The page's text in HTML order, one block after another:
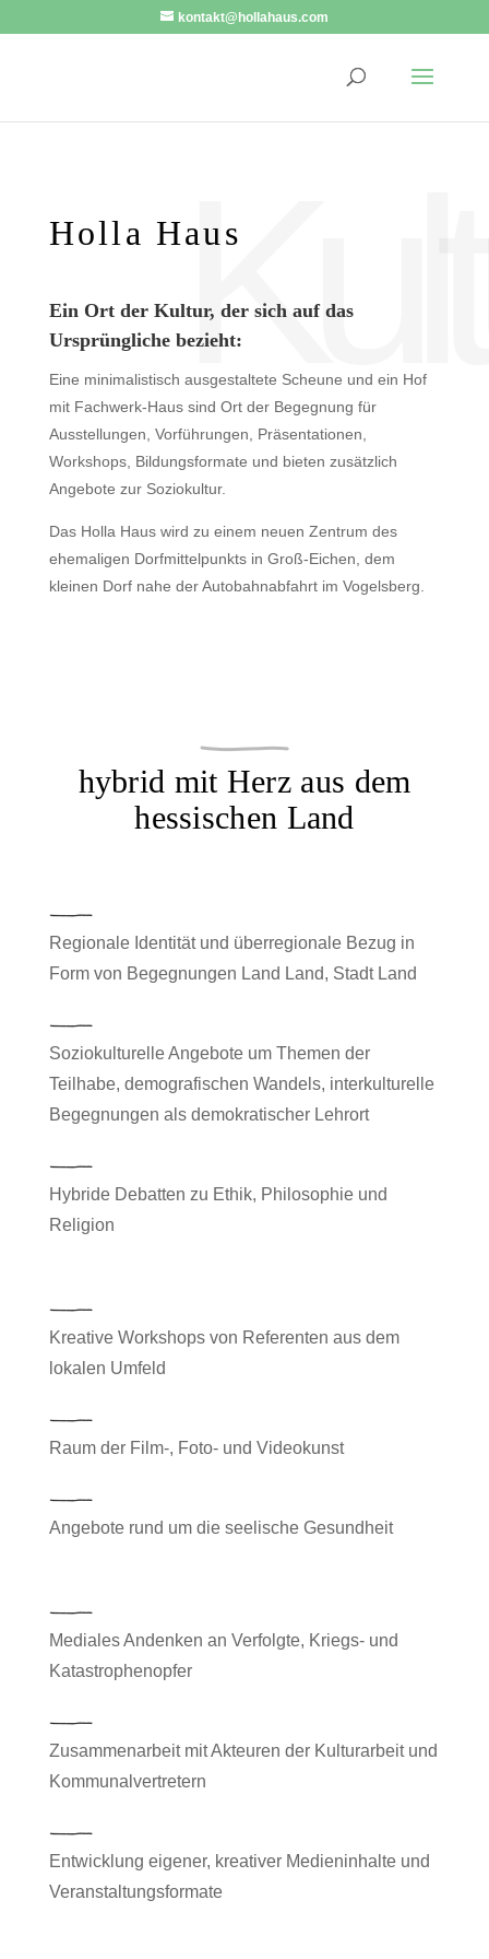
kontakt@hollahaus.com
Holla Haus
Ein Ort der Kultur, der sich auf das
Ursprüngliche bezieht:
Eine minimalistisch ausgestaltete Scheune und ein Hof
mit Fachwerk-Haus sind Ort der Begegnung für
Ausstellungen, Vorführungen, Präsentationen,
Workshops, Bildungsformate und bieten zusätzlich
Angebote zur Soziokultur.
Das Holla Haus wird zu einem neuen Zentrum des
ehemaligen Dorfmittelpunkts in Groß-Eichen, dem
kleinen Dorf nahe der Autobahnabfahrt im Vogelsberg.
hybrid mit Herz aus dem
hessischen Land
Regionale Identität und überregionale Bezug in
Form von Begegnungen Land Land, Stadt Land
Soziokulturelle Angebote um Themen der
Teilhabe, demografischen Wandels, interkulturelle
Begegnungen als demokratischer Lehrort
Hybride Debatten zu Ethik, Philosophie und
Religion
Kreative Workshops von Referenten aus dem
lokalen Umfeld
Raum der Film-, Foto- und Videokunst
Angebote rund um die seelische Gesundheit
Mediales Andenken an Verfolgte, Kriegs- und
Katastrophenopfer
Zusammenarbeit mit Akteuren der Kulturarbeit und
Kommunalvertretern
Entwicklung eigener, kreativer Medieninhalte und
Veranstaltungsformate